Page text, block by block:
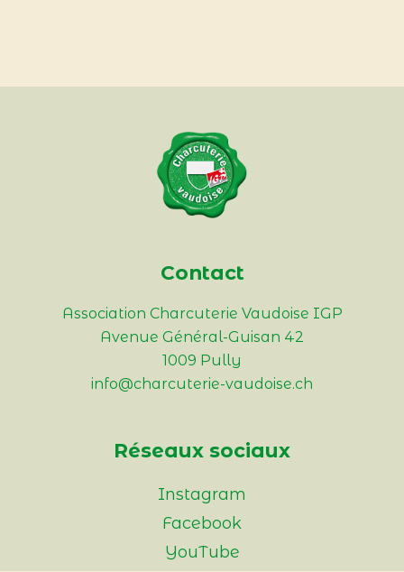
Contact
Association Charcuterie Vaudoise IGP
Avenue Général-Guisan 42
1009 Pully
info@charcuterie-vaudoise.ch
Réseaux sociaux
Instagram
Facebook
YouTube